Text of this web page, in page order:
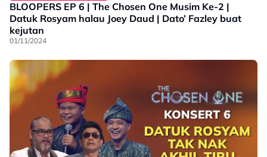
BLOOPERS EP 6 | The Chosen One Musim Ke-2 |
Datuk Rosyam halau Joey Daud | Dato’ Fazley buat
kejutan
01/11/2024